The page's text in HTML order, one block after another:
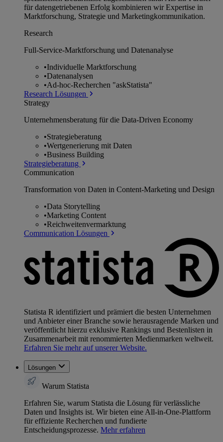
für datengetriebenen Erfolg kombinieren wir Expertise in
Marktforschung, Strategie und Marketingkommunikation.
Research
Full-Service-Marktforschung und Datenanalyse
•Individuelle Marktforschung
•Datenanalysen
•Ad-hoc-Recherchen "askStatista"
Research Lösungen
Strategy
Unternehmens­beratung für die Data-Driven Economy
•Strategieberatung
•Wertgenerierung mit Daten
•Business Building
Strategieberatung
Communication
Transformation von Daten in Content-Marketing und Design
•Data Storytelling
•Marketing Content
•Reichweitenvermarktung
Communication Lösungen
Statista R identifiziert und prämiert die besten Unternehmen
und Anbieter einer Branche sowie herausragende Marken und
veröffentlicht hierzu exklusive Rankings und Bestenlisten in
Zusammenarbeit mit renommierten Medienmarken weltweit.
Erfahren Sie mehr auf unserer Website.
Lösungen
Warum Statista
Erfahren Sie, warum Statista die Lösung für verlässliche
Daten und Insights ist. Wir bieten eine All-in-One-Plattform
für effiziente Recherchen und fundierte
Entscheidungsprozesse. Mehr erfahren